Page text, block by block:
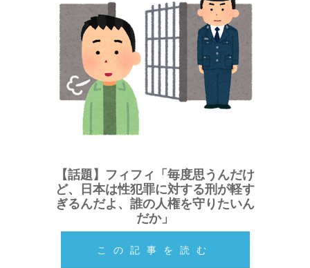
【話題】フィフィ「毎度思うんだけ
ど、日本は性犯罪に対する刑が軽す
ぎるんだよ、誰の人権を守りたいん
だか」
この記事を読む